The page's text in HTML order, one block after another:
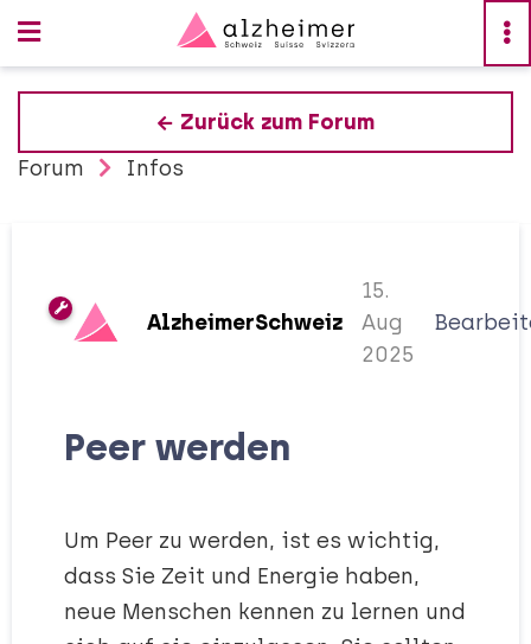
Zurück zum Forum
Forum
Infos
AlzheimerSchweiz
15.
Aug
2025
Peer werden
Um Peer zu werden, ist es wichtig,
dass Sie Zeit und Energie haben,
neue Menschen kennen zu lernen und